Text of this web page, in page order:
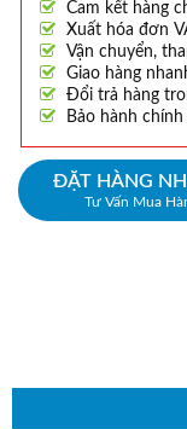
Cam kết hàng
Xuất hóa đơn
Vận chuyển,
Giao hàng
Đổi trả hàng
Bảo hành
ĐẶT HÀNG
Tư Vấn Mua